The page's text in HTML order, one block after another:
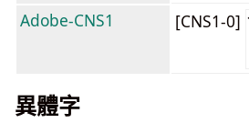
Adobe-CNS1
[CNS1-0]
異體字